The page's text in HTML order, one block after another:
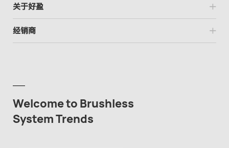
关于好盈
经销商
Welcome to Brushless
System Trends